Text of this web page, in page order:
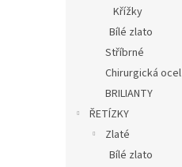
Křížky
Bílé zlato
Stříbrné
Chirurgická ocel
BRILIANTY
ŘETÍZKY
Zlaté
Bílé zlato